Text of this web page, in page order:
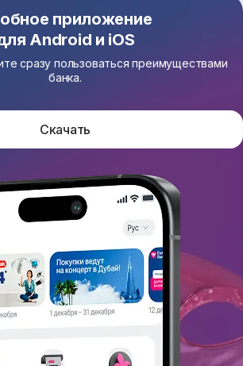
приложение
Android и iOS
сразу пользоваться преимуществами
банка.
Скачать